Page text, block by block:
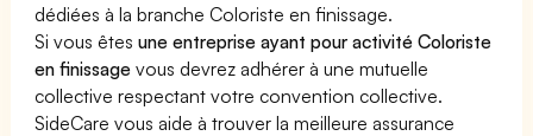
dédiées à la branche Coloriste en finissage.
Si vous êtesune entreprise ayant pour activité Coloriste
en finissage vous devrez adhérer à une mutuelle
collective respectant votre convention collective.
SideCare vous aide à trouver la meilleure assurance